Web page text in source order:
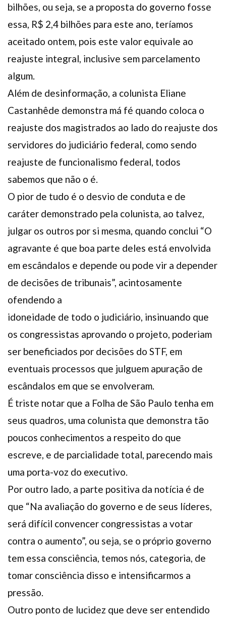
bilhões, ou seja, se a proposta do governo fosse
essa, R$ 2,4 bilhões para este ano, teríamos
aceitado ontem, pois este valor equivale ao
reajuste integral, inclusive sem parcelamento
algum.
Além de desinformação, a colunista Eliane
Castanhêde demonstra má fé quando coloca o
reajuste dos magistrados ao lado do reajuste dos
servidores do judiciário federal, como sendo
reajuste de funcionalismo federal, todos
sabemos que não o é.
O pior de tudo é o desvio de conduta e de
caráter demonstrado pela colunista, ao talvez,
julgar os outros por si mesma, quando conclui “O
agravante é que boa parte deles está envolvida
em escândalos e depende ou pode vir a depender
de decisões de tribunais”, acintosamente
ofendendo a
idoneidade de todo o judiciário, insinuando que
os congressistas aprovando o projeto, poderiam
ser beneficiados por decisões do STF, em
eventuais processos que julguem apuração de
escândalos em que se envolveram.
É triste notar que a Folha de São Paulo tenha em
seus quadros, uma colunista que demonstra tão
poucos conhecimentos a respeito do que
escreve, e de parcialidade total, parecendo mais
uma porta-voz do executivo.
Por outro lado, a parte positiva da notícia é de
que “Na avaliação do governo e de seus líderes,
será difícil convencer congressistas a votar
contra o aumento”, ou seja, se o próprio governo
tem essa consciência, temos nós, categoria, de
tomar consciência disso e intensificarmos a
pressão.
Outro ponto de lucidez que deve ser entendido